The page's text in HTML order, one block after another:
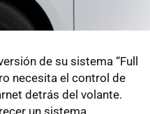
de su sistema “Full
necesita el control de
detrás del volante.